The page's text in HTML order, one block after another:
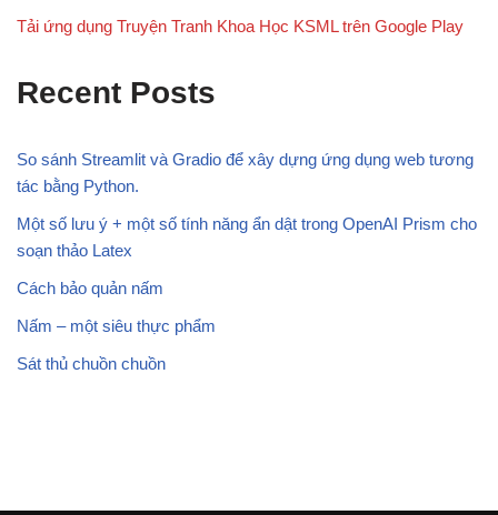
Tải ứng dụng Truyện Tranh Khoa Học KSML trên Google Play
Recent Posts
So sánh Streamlit và Gradio để xây dựng ứng dụng web tương
tác bằng Python.
Một số lưu ý + một số tính năng ẩn dật trong OpenAI Prism cho
soạn thảo Latex
Cách bảo quản nấm
Nấm – một siêu thực phẩm
Sát thủ chuồn chuồn